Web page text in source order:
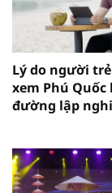
Lý do người
xem Phú Quốc
đường lập